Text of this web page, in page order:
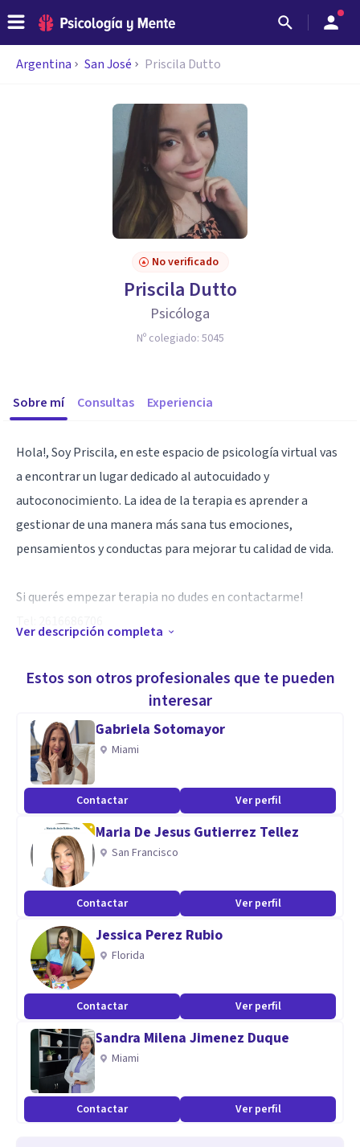
Argentina San José Priscila Dutto
No verificado
Priscila Dutto
Psicóloga
Nº colegiado: 5045
Sobre mí Consultas Experiencia
Hola!, Soy Priscila, en este espacio de psicología virtual vas
a encontrar un lugar dedicado al autocuidado y
autoconocimiento. La idea de la terapia es aprender a
gestionar de una manera más sana tus emociones,
pensamientos y conductas para mejorar tu calidad de vida.
Si querés empezar terapia no dudes en contactarme!
Instagram: psiprisciladutto
Psicología clínica
Psicoanálisis
Psicoterapia integrativa
Aptitudes
Especialización en Psicología Clínica Psicoanalítica
Conocimiento y experiencia en problemas de aprendizaje
Diplomatura en prevención, investigación y asistencia en
adicciones
Ver descripción completa
Estos son otros profesionales que te pueden
interesar
Gabriela Sotomayor
Miami
Contactar Ver perfil
Maria De Jesus Gutierrez Tellez
San Francisco
Contactar Ver perfil
Jessica Perez Rubio
Florida
Contactar Ver perfil
Sandra Milena Jimenez Duque
Miami
Contactar Ver perfil